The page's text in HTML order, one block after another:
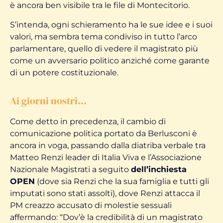
è ancora ben visibile tra le file di Montecitorio.
S’intenda, ogni schieramento ha le sue idee e i suoi
valori, ma sembra tema condiviso in tutto l’arco
parlamentare, quello di vedere il magistrato più
come un avversario politico anziché come garante
di un potere costituzionale.
Ai giorni nostri…
Come detto in precedenza, il cambio di
comunicazione politica portato da Berlusconi è
ancora in voga, passando dalla diatriba verbale tra
Matteo Renzi leader di Italia Viva e l’Associazione
Nazionale Magistrati a seguito dell’inchiesta
OPEN (dove sia Renzi che la sua famiglia e tutti gli
imputati sono stati assolti), dove Renzi attacca il
PM creazzo accusato di molestie sessuali
affermando: “Dov’è la credibilità di un magistrato